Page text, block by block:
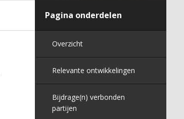
Pagina onderdelen
Overzicht
Relevante ontwikkelingen
Bijdrage(n) verbonden
partijen